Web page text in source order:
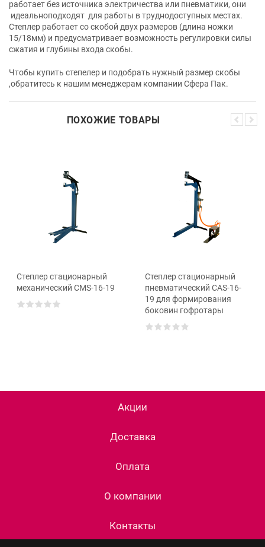
работает без источника электричества или пневматики, они
идеальноподходят для работы в труднодоступных местах.
Степлер работает со скобой двух размеров (длина ножки
15/18мм) и предусматривает возможность регулировки силы
сжатия и глубины входа скобы.
Чтобы купить степелер и подобрать нужный размер скобы
,обратитесь к нашим менеджерам компании Сфера Пак.
ПОХОЖИЕ ТОВАРЫ
Степлер стационарный
механический СМS-16-19
Степлер стационарный
пневматический САS-16-
19 для формирования
боковин гофротары
Акции
Доставка
Оплата
О компании
Контакты